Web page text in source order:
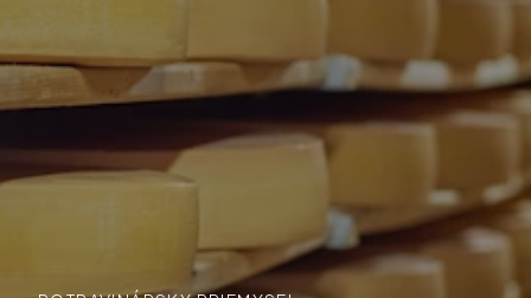
O nás
BrožúryMedia centerEvents